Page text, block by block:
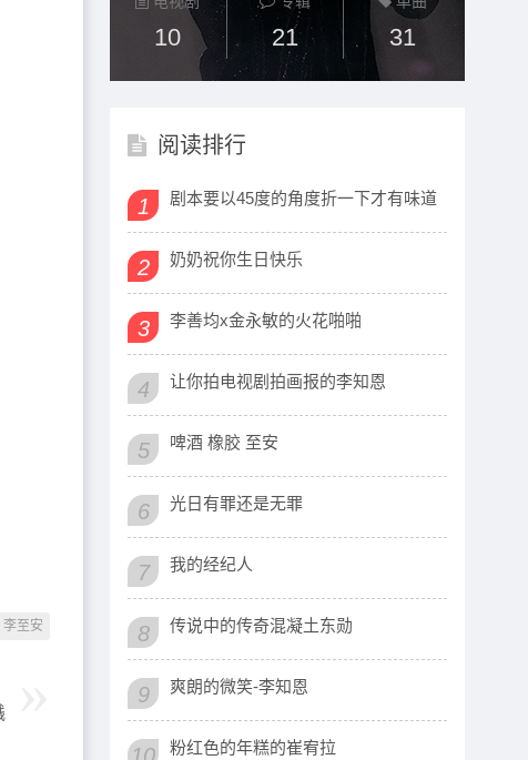
李至安
10 21 31
阅读排行
1 剧本要以45度的角度折一下才有味道
2 奶奶祝你生日快乐
3 李善均x金永敏的火花啪啪
4 让你拍电视剧拍画报的李知恩
5 啤酒 橡胶 至安
6 光日有罪还是无罪
7 我的经纪人
8 传说中的传奇混凝土东勋
9 爽朗的微笑-李知恩
粉红色的年糕的崔宥拉